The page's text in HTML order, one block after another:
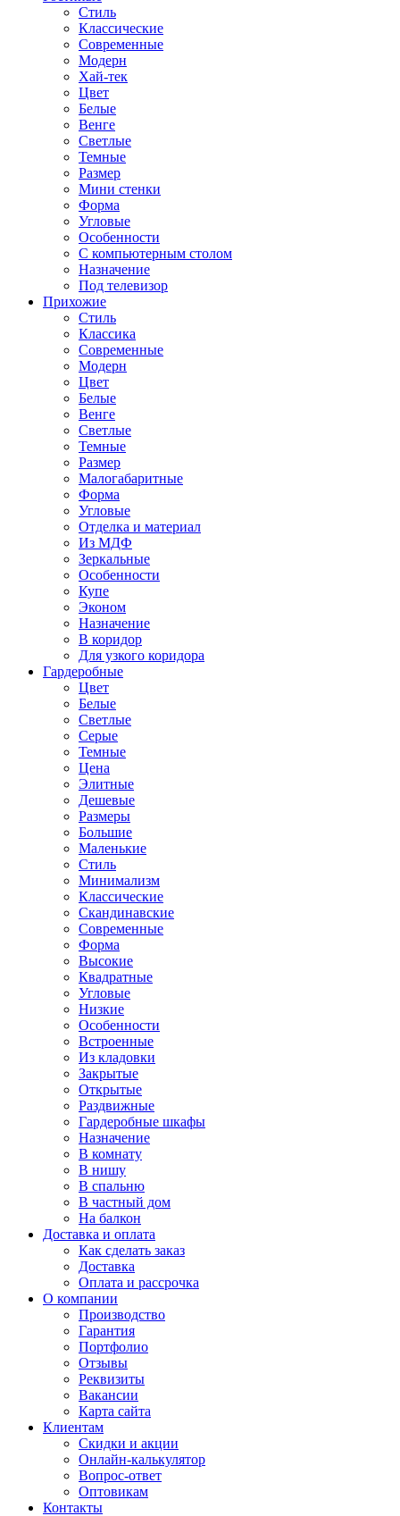
Стиль
Классические
Современные
Модерн
Хай-тек
Цвет
Белые
Венге
Светлые
Темные
Размер
Мини стенки
Форма
Угловые
Особенности
С компьютерным столом
Назначение
Под телевизор
Прихожие
Стиль
Классика
Современные
Модерн
Цвет
Белые
Венге
Светлые
Темные
Размер
Малогабаритные
Форма
Угловые
Отделка и материал
Из МДФ
Зеркальные
Особенности
Купе
Эконом
Назначение
В коридор
Для узкого коридора
Гардеробные
Цвет
Белые
Светлые
Серые
Темные
Цена
Элитные
Дешевые
Размеры
Большие
Маленькие
Стиль
Минимализм
Классические
Скандинавские
Современные
Форма
Высокие
Квадратные
Угловые
Низкие
Особенности
Встроенные
Из кладовки
Закрытые
Открытые
Раздвижные
Гардеробные шкафы
Назначение
В комнату
В нишу
В спальню
В частный дом
На балкон
Доставка и оплата
Как сделать заказ
Доставка
Оплата и рассрочка
О компании
Производство
Гарантия
Портфолио
Отзывы
Реквизиты
Вакансии
Карта сайта
Клиентам
Скидки и акции
Онлайн-калькулятор
Вопрос-ответ
Оптовикам
Контакты